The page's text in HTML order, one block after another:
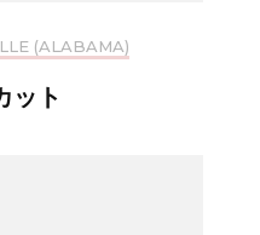
(ALABAMA)
ット